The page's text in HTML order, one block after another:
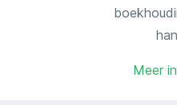
Meer